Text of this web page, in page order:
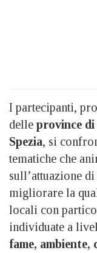
I partecipanti,
delle province di
Spezia, si
tematiche che
sull’attuazione
migliorare la
locali con
individuate a
fame,